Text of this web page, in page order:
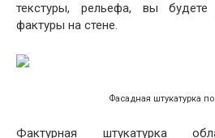
текстуры, рельефа, вы
фактуры на стене.
Фасадная штукатурка
Фактурная штукатурка